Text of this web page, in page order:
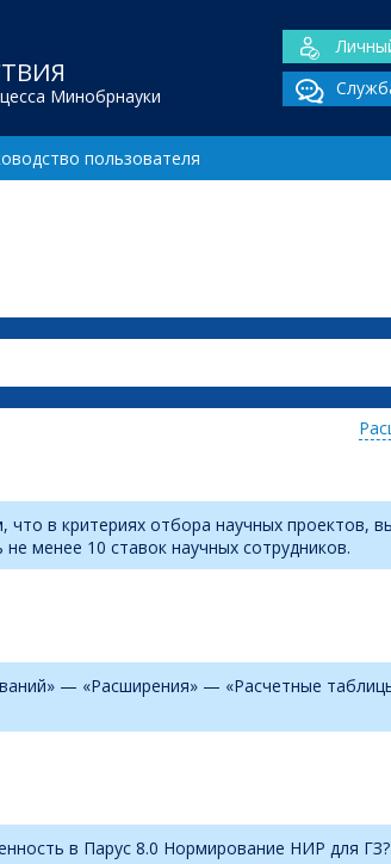
Минобрнауки
пользователя
что в критериях отбора научных проектов,
менее 10 ставок научных сотрудников.
— «Расширения» — «Расчетные
в Парус 8.0 Нормирование НИР для ГЗ?